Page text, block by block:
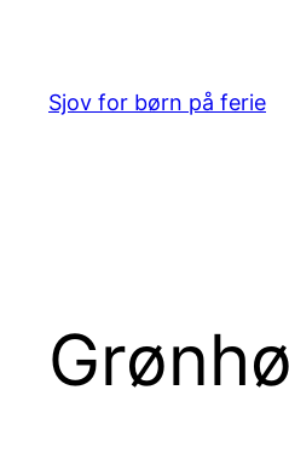
indhold
Sjov for børn på ferie